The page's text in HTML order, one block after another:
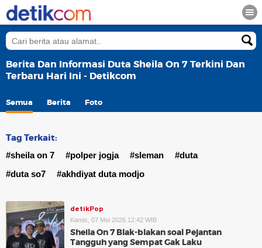
Berita Dan Informasi Duta Sheila On 7 Terkini Dan
Terbaru Hari Ini - Detikcom
Semua Berita Foto
Tag Terkait:
#sheila on 7 #polper jogja #sleman
#duta
#duta so7
#akhdiyat duta modjo
detikPop
Kamis, 07 Mei 2026 12:42 WIB
Sheila On 7 Blak-blakan soal Pejantan
Tangguh yang Sempat Gak Laku